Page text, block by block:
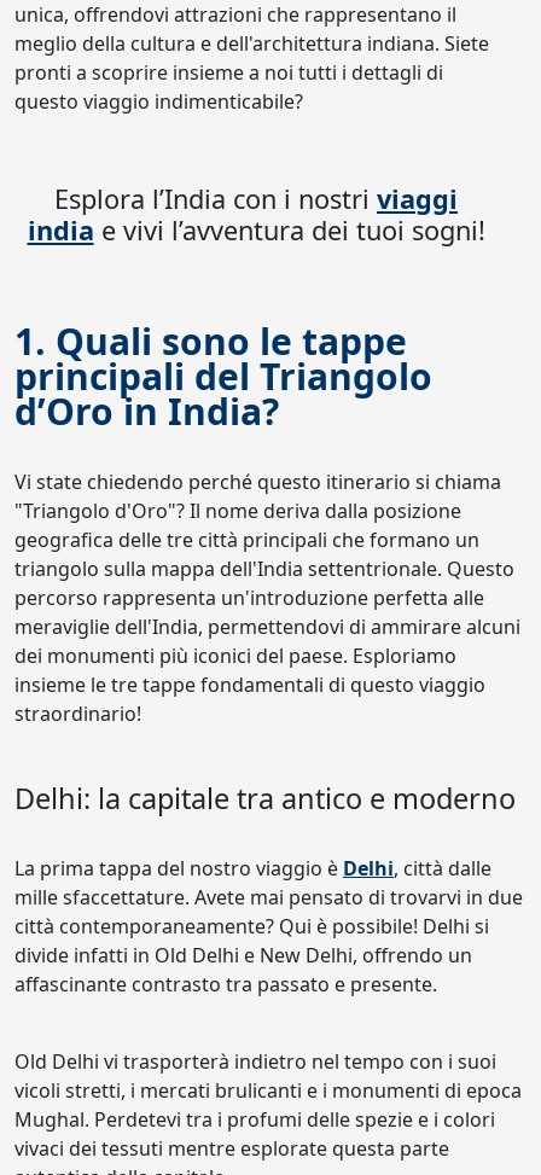
unica, offrendovi attrazioni che rappresentano il
meglio della cultura e dell'architettura indiana. Siete
pronti a scoprire insieme a noi tutti i dettagli di
questo viaggio indimenticabile?
Esplora l’India con i nostri viaggi
india e vivi l’avventura dei tuoi sogni!
1. Quali sono le tappe
principali del Triangolo
d’Oro in India?
Vi state chiedendo perché questo itinerario si chiama
"Triangolo d'Oro"? Il nome deriva dalla posizione
geografica delle tre città principali che formano un
triangolo sulla mappa dell'India settentrionale. Questo
percorso rappresenta un'introduzione perfetta alle
meraviglie dell'India, permettendovi di ammirare alcuni
dei monumenti più iconici del paese. Esploriamo
insieme le tre tappe fondamentali di questo viaggio
straordinario!
Delhi: la capitale tra antico e moderno
La prima tappa del nostro viaggio è Delhi, città dalle
mille sfaccettature. Avete mai pensato di trovarvi in due
città contemporaneamente? Qui è possibile! Delhi si
divide infatti in Old Delhi e New Delhi, offrendo un
affascinante contrasto tra passato e presente.
Old Delhi vi trasporterà indietro nel tempo con i suoi
vicoli stretti, i mercati brulicanti e i monumenti di epoca
Mughal. Perdetevi tra i profumi delle spezie e i colori
vivaci dei tessuti mentre esplorate questa parte